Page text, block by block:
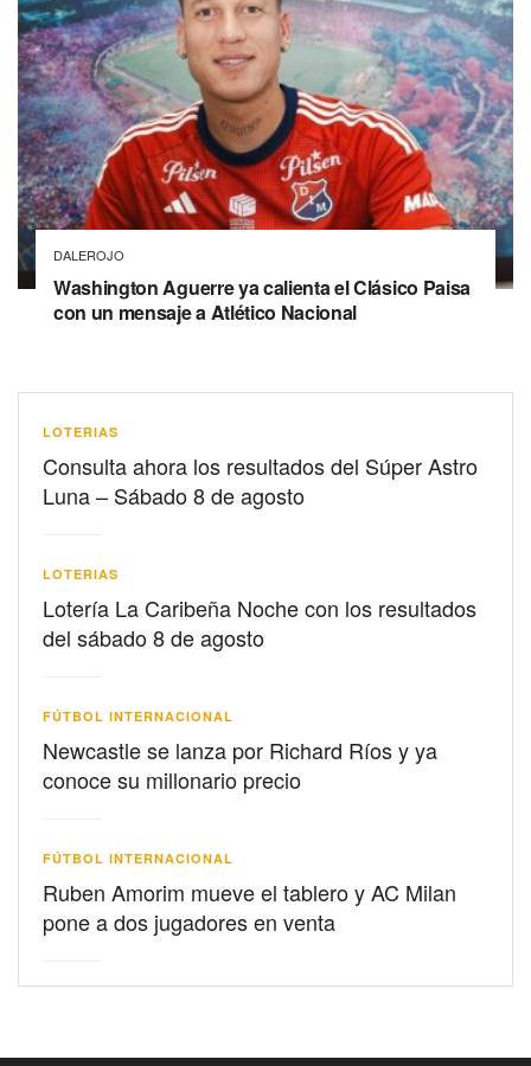
DALEROJO
Washington Aguerre ya calienta el Clásico Paisa
con un mensaje a Atlético Nacional
LOTERIAS
Consulta ahora los resultados del Súper Astro
Luna – Sábado 8 de agosto
LOTERIAS
Lotería La Caribeña Noche con los resultados
del sábado 8 de agosto
FÚTBOL INTERNACIONAL
Newcastle se lanza por Richard Ríos y ya
conoce su millonario precio
FÚTBOL INTERNACIONAL
Ruben Amorim mueve el tablero y AC Milan
pone a dos jugadores en venta